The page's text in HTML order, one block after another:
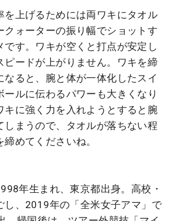
を上げるためには両ワキにタオル
クォーターの振り幅でショットす
です。ワキが空くと打点が安定し
ピードが上がりません。ワキを締
なると、腕と体が一体化したスイ
ールに伝わるパワーも大きくなり
キに強く力を入れようとすると腕
しまうので、タオルが落ちない程
めてくださいね。
年生まれ、東京都出身。高校・
し、2019年の「全米女子アマ」で